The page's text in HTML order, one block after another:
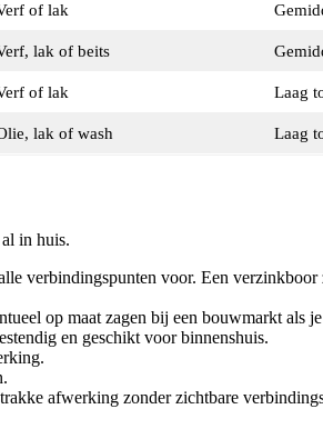
of lak
lak of beits
of lak Laag
lak of wash Laag
in huis.
verbindingspunten voor. Een
op maat zagen bij een bouwmarkt als
en geschikt voor binnenshuis.
afwerking zonder zichtbare